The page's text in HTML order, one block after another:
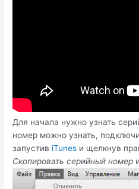
Для начала нужно узнать
номер можно узнать,
запустив iTunes и щелкнув
Скопировать серийный номер